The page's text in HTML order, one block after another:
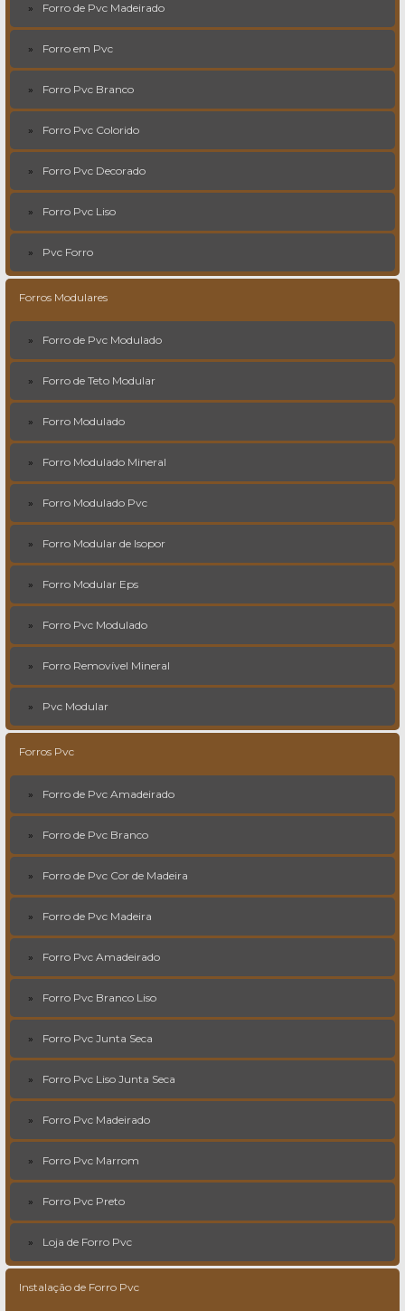
Forro de Pvc Madeirado
Forro em Pvc
Forro Pvc Branco
Forro Pvc Colorido
Forro Pvc Decorado
Forro Pvc Liso
Pvc Forro
Forros Modulares
Forro de Pvc Modulado
Forro de Teto Modular
Forro Modulado
Forro Modulado Mineral
Forro Modulado Pvc
Forro Modular de Isopor
Forro Modular Eps
Forro Pvc Modulado
Forro Removível Mineral
Pvc Modular
Forros Pvc
Forro de Pvc Amadeirado
Forro de Pvc Branco
Forro de Pvc Cor de Madeira
Forro de Pvc Madeira
Forro Pvc Amadeirado
Forro Pvc Branco Liso
Forro Pvc Junta Seca
Forro Pvc Liso Junta Seca
Forro Pvc Madeirado
Forro Pvc Marrom
Forro Pvc Preto
Loja de Forro Pvc
Instalação de Forro Pvc